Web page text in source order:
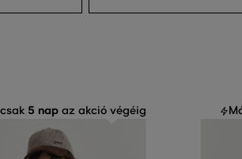
5 napaz akció végéig